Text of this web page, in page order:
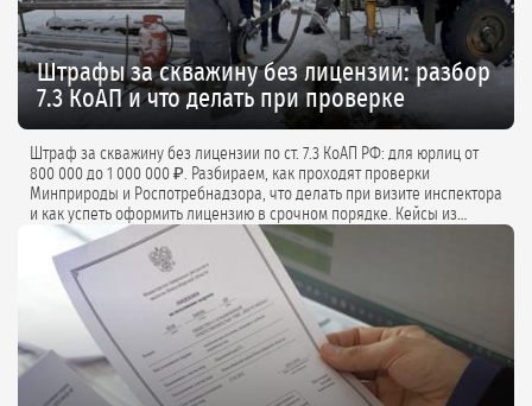
Штрафы за скважину без лицензии: разбор
7.3 КоАП и что делать при проверке
Штраф за скважину без лицензии по ст. 7.3 КоАП РФ: для юрлиц от
800 000 до 1 000 000 ₽. Разбираем, как проходят проверки
Минприроды и Роспотребнадзора, что делать при визите инспектора
и как успеть оформить лицензию в срочном порядке. Кейсы из
практики и советы экспертов.